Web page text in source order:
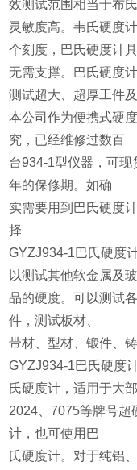
效测试范围相当于布
灵敏度高。韦氏硬度
个刻度，巴氏硬度计
无需支撑。巴氏硬度
测试超大、超厚工件及
本公司作为便携式硬
究，已经维修过数百
台934-1型仪器，可
年的保修期。如确
实需要用到巴氏硬度
择
GYZJ934-1巴氏硬度
以测试其他软金属及
品的硬度。可以测试
件，测试板材、
带材、型材、锻件、铸
GYZJ934-1巴氏硬度
氏硬度计，适用于大
2024、7075等牌号超
计，也可使用巴
氏硬度计。对于纯铝